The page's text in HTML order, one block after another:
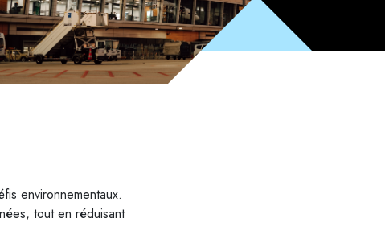
environnementaux.
tout en réduisant